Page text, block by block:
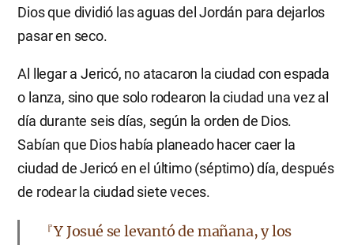
Dios que dividió las aguas del Jordán para dejarlos
pasar en seco.
Al llegar a Jericó, no atacaron la ciudad con espada
o lanza, sino que solo rodearon la ciudad una vez al
día durante seis días, según la orden de Dios.
Sabían que Dios había planeado hacer caer la
ciudad de Jericó en el último (séptimo) día, después
de rodear la ciudad siete veces.
『Y Josué se levantó de mañana, y los